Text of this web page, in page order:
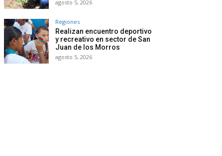
agosto 5, 2026
Regiones
Realizan encuentro deportivo
y recreativo en sector de San
Juan de los Morros
agosto 5, 2026